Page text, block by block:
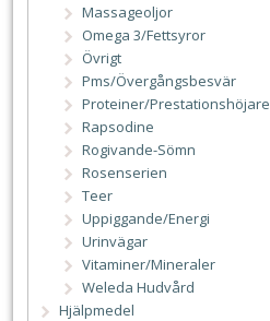
Massageoljor
Omega 3/Fettsyror
Övrigt
Pms/Övergångsbesvär
Proteiner/Prestationshöjare
Rapsodine
Rogivande-Sömn
Rosenserien
Teer
Uppiggande/Energi
Urinvägar
Vitaminer/Mineraler
Weleda Hudvård
Hjälpmedel